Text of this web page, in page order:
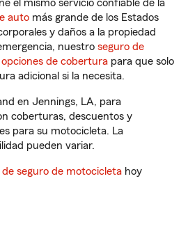
el mismo servicio confiable de la
auto más grande de los Estados
y daños a la propiedad
nuestro seguro de
opciones de cobertura para que solo
adicional si la necesita.
en Jennings, LA, para
coberturas, descuentos y
para su motocicleta. La
pueden variar.
seguro de motocicleta hoy